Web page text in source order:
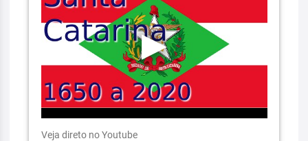
Veja direto no Youtube